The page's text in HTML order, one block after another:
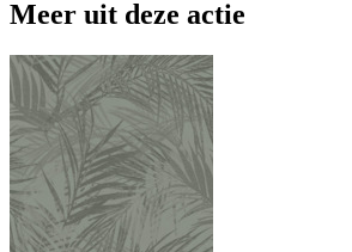
Meer uit deze actie